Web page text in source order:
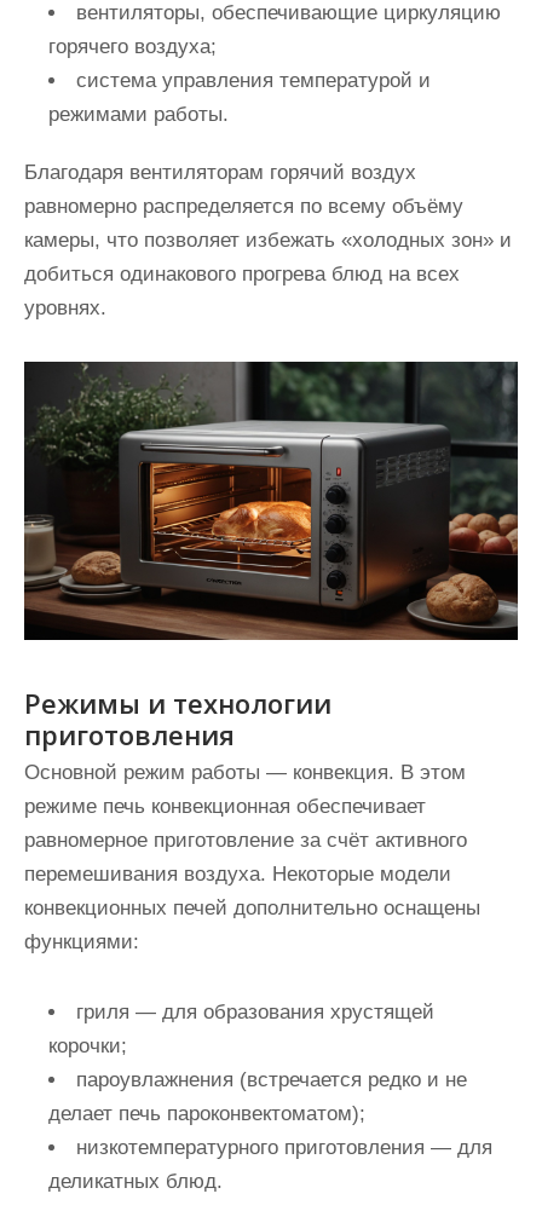
вентиляторы, обеспечивающие циркуляцию
горячего воздуха;
система управления температурой и
режимами работы.
Благодаря вентиляторам горячий воздух
равномерно распределяется по всему объёму
камеры, что позволяет избежать «холодных зон» и
добиться одинакового прогрева блюд на всех
уровнях.
Режимы и технологии
приготовления
Основной режим работы — конвекция. В этом
режиме печь конвекционная обеспечивает
равномерное приготовление за счёт активного
перемешивания воздуха. Некоторые модели
конвекционных печей дополнительно оснащены
функциями:
гриля — для образования хрустящей
корочки;
пароувлажнения (встречается редко и не
делает печь пароконвектоматом);
низкотемпературного приготовления — для
деликатных блюд.